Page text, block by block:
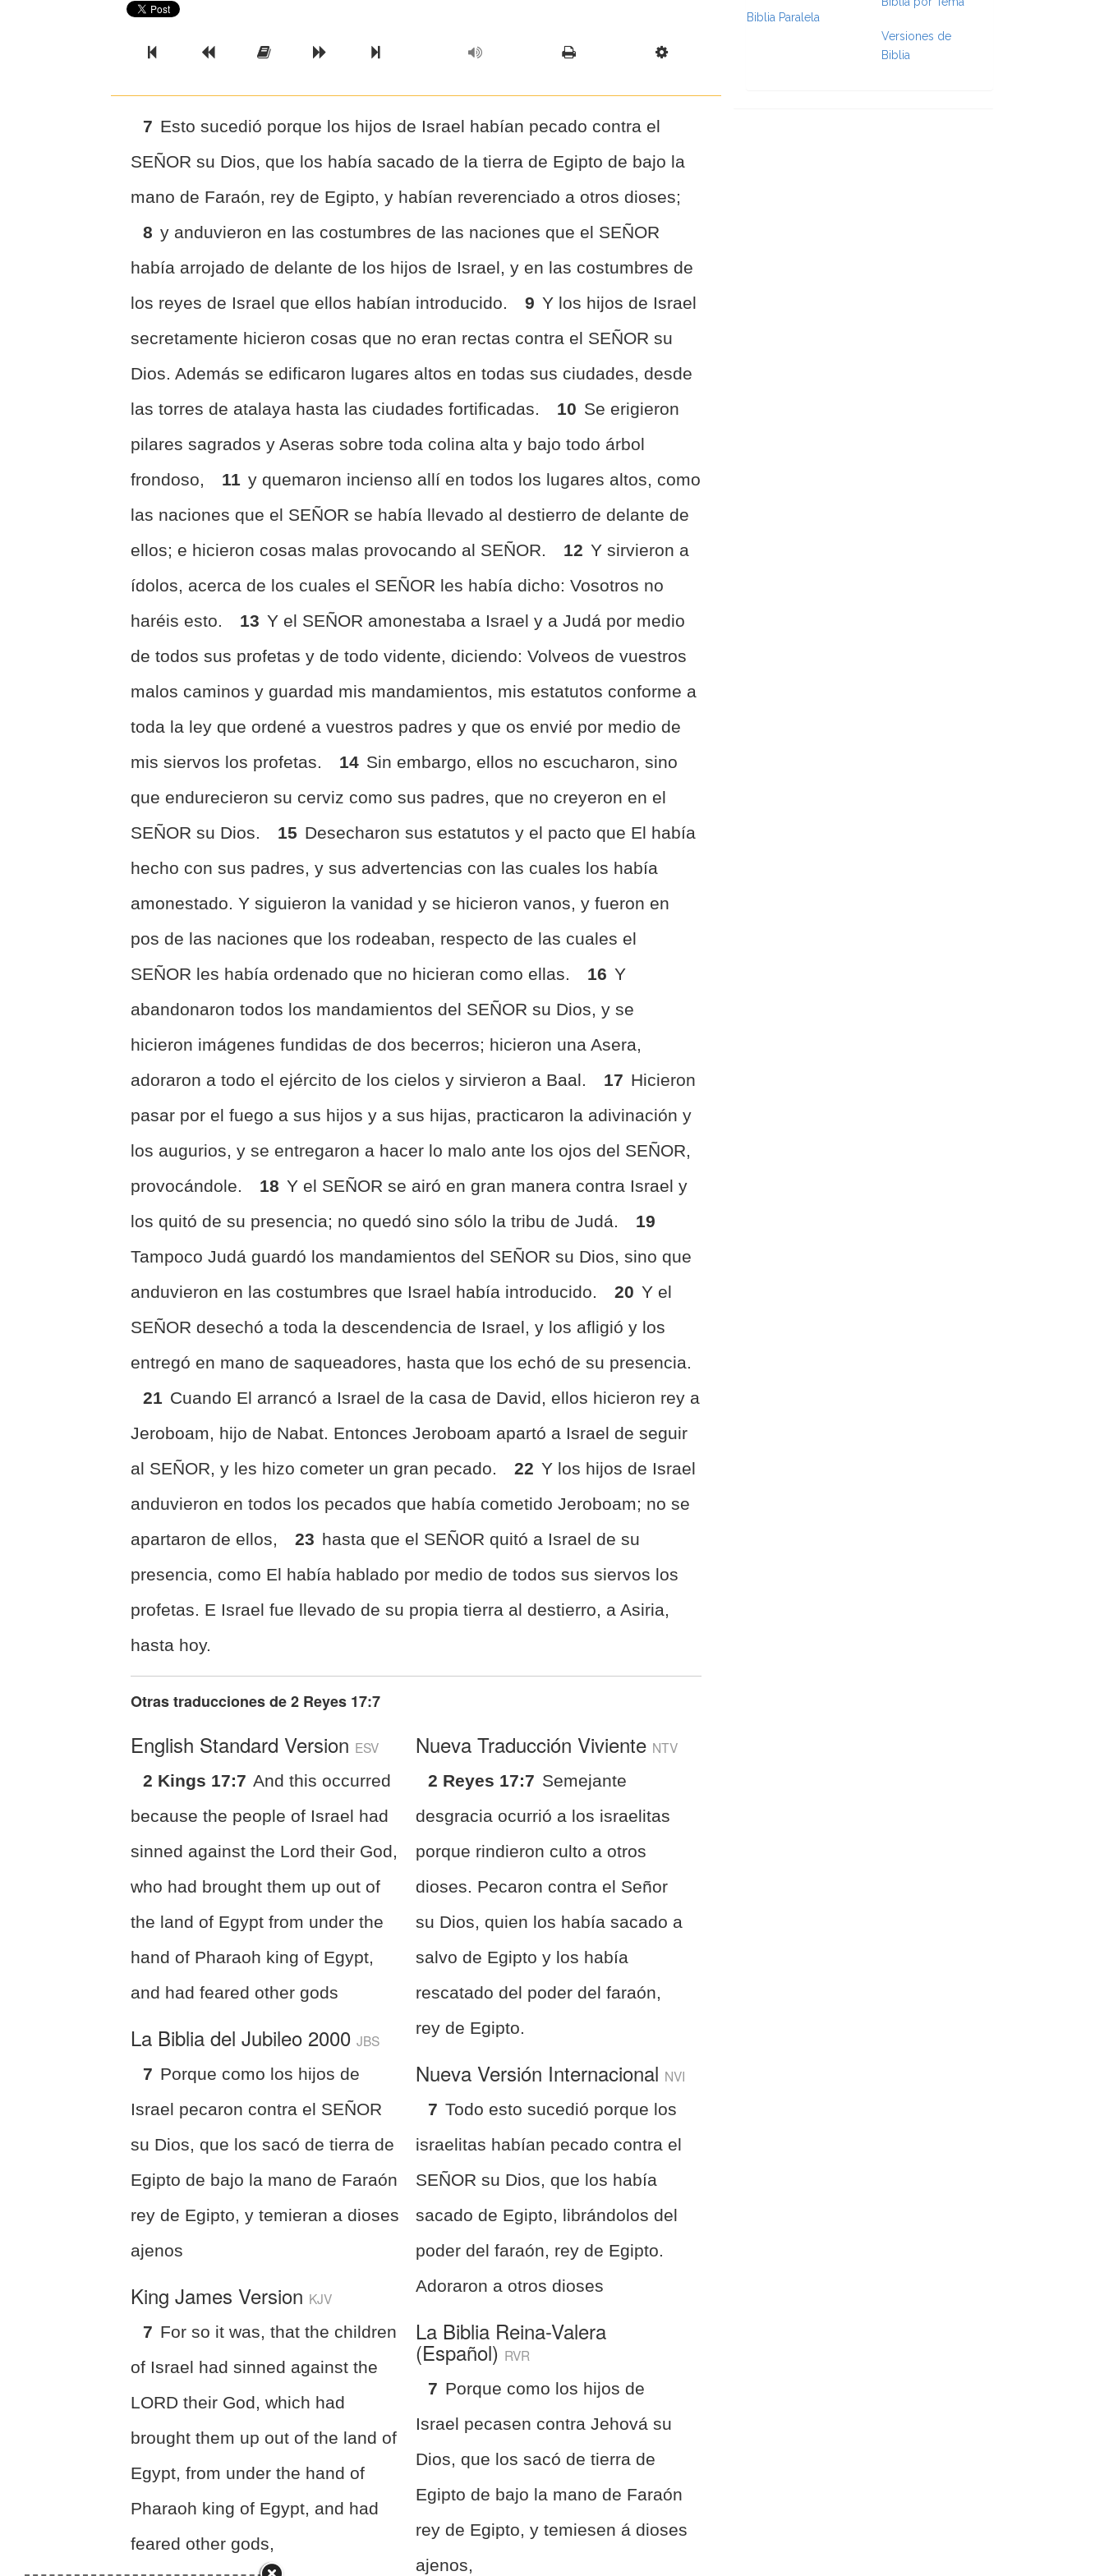
Previous BookPrevious Chapter
Read the Full Chapter
Next Chapter
Next Book Scripture Formatting
7 Esto sucedió porque los hijos de Israel habían pecado contra el
SEÑOR su Dios, que los había sacado de la tierra de Egipto de bajo la
mano de Faraón, rey de Egipto, y habían reverenciado a otros dioses;
8 y anduvieron en las costumbres de las naciones que el SEÑOR
había arrojado de delante de los hijos de Israel, y en las costumbres de
los reyes de Israel que ellos habían introducido.
9 Y los hijos de Israel
secretamente hicieron cosas que no eran rectas contra el SEÑOR su
Dios. Además se edificaron lugares altos en todas sus ciudades, desde
las torres de atalaya hasta las ciudades fortificadas.
10 Se erigieron
pilares sagrados y Aseras sobre toda colina alta y bajo todo árbol
frondoso,
11 y quemaron incienso allí en todos los lugares altos, como
las naciones que el SEÑOR se había llevado al destierro de delante de
ellos; e hicieron cosas malas provocando al SEÑOR.
12 Y sirvieron a
ídolos, acerca de los cuales el SEÑOR les había dicho: Vosotros no
haréis esto.
13 Y el SEÑOR amonestaba a Israel y a Judá por medio
de todos sus profetas y de todo vidente, diciendo: Volveos de vuestros
malos caminos y guardad mis mandamientos, mis estatutos conforme a
toda la ley que ordené a vuestros padres y que os envié por medio de
mis siervos los profetas.
14 Sin embargo, ellos no escucharon, sino
que endurecieron su cerviz como sus padres, que no creyeron en el
SEÑOR su Dios.
15 Desecharon sus estatutos y el pacto que El había
hecho con sus padres, y sus advertencias con las cuales los había
amonestado. Y siguieron la vanidad y se hicieron vanos, y fueron en
pos de las naciones que los rodeaban, respecto de las cuales el
SEÑOR les había ordenado que no hicieran como ellas.
16 Y
abandonaron todos los mandamientos del SEÑOR su Dios, y se
hicieron imágenes fundidas de dos becerros; hicieron una Asera,
adoraron a todo el ejército de los cielos y sirvieron a Baal.
17 Hicieron
pasar por el fuego a sus hijos y a sus hijas, practicaron la adivinación y
los augurios, y se entregaron a hacer lo malo ante los ojos del SEÑOR,
provocándole.
18 Y el SEÑOR se airó en gran manera contra Israel y
los quitó de su presencia; no quedó sino sólo la tribu de Judá.
19
Tampoco Judá guardó los mandamientos del SEÑOR su Dios, sino que
anduvieron en las costumbres que Israel había introducido.
20 Y el
SEÑOR desechó a toda la descendencia de Israel, y los afligió y los
entregó en mano de saqueadores, hasta que los echó de su presencia.
21 Cuando El arrancó a Israel de la casa de David, ellos hicieron rey a
Jeroboam, hijo de Nabat. Entonces Jeroboam apartó a Israel de seguir
al SEÑOR, y les hizo cometer un gran pecado.
22 Y los hijos de Israel
anduvieron en todos los pecados que había cometido Jeroboam; no se
apartaron de ellos,
23 hasta que el SEÑOR quitó a Israel de su
presencia, como El había hablado por medio de todos sus siervos los
profetas. E Israel fue llevado de su propia tierra al destierro, a Asiria,
hasta hoy.
Otras traducciones de2 Reyes 17:7
English Standard Version ESV
2 Kings 17:7 And this occurred
because the people of Israel had
sinned against the Lord their God,
who had brought them up out of
the land of Egypt from under the
hand of Pharaoh king of Egypt,
and had feared other gods
La Biblia del Jubileo 2000JBS
7 Porque como los hijos de
Israel pecaron contra el SEÑOR
su Dios, que los sacó de tierra de
Egipto de bajo la mano de Faraón
rey de Egipto, y temieran a dioses
ajenos
King James Version KJV
7 For so it was, that the children
of Israel had sinned against the
LORD their God, which had
brought them up out of the land of
Egypt, from under the hand of
Pharaoh king of Egypt, and had
feared other gods,
Nueva Traducción Viviente NTV
2 Reyes 17:7 Semejante
desgracia ocurrió a los israelitas
porque rindieron culto a otros
dioses. Pecaron contra el Señor
su Dios, quien los había sacado a
salvo de Egipto y los había
rescatado del poder del faraón,
rey de Egipto.
Nueva Versión Internacional NVI
7 Todo esto sucedió porque los
israelitas habían pecado contra el
SEÑOR su Dios, que los había
sacado de Egipto, librándolos del
poder del faraón, rey de Egipto.
Adoraron a otros dioses
La Biblia Reina-Valera
(Español) RVR
7 Porque como los hijos de
Israel pecasen contra Jehová su
Dios, que los sacó de tierra de
Egipto de bajo la mano de Faraón
rey de Egipto, y temiesen á dioses
ajenos,
Biblia Paralela
Versiones de
Biblia